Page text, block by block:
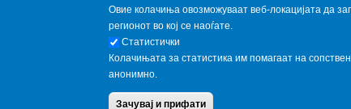
Follow us on:
Copyright © 2013 Garnet All Rights Reserved. Designed by
Овие колачиња овозможуваат веб-локацијата да
регионот во кој се наоѓате.
Статистички
Колачињата за статистика им помагаат на
анонимно.
Зачувај и прифати